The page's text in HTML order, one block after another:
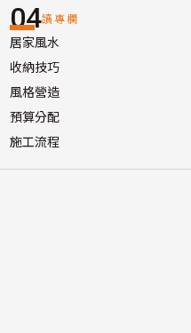
04讀專欄
居家風水
收納技巧
風格營造
預算分配
施工流程